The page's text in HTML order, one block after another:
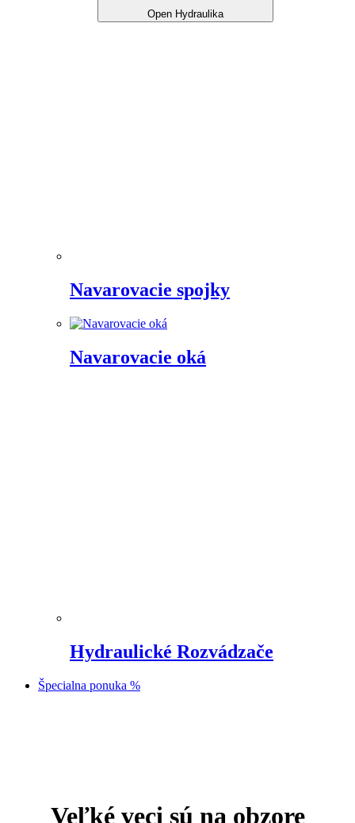
Open Hydraulika
Navarovacie spojky
Navarovacie oká
Hydraulické Rozvádzače
Špecialna ponuka %
Veľké veci sú na obzore